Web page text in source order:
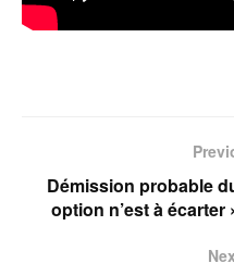
Démission probable
option n’est à